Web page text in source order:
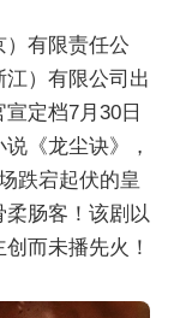
有限责任公
）有限公司出
定档7月30日
《龙尘诀》，
跌宕起伏的皇
肠客！该剧以
而未播先火！